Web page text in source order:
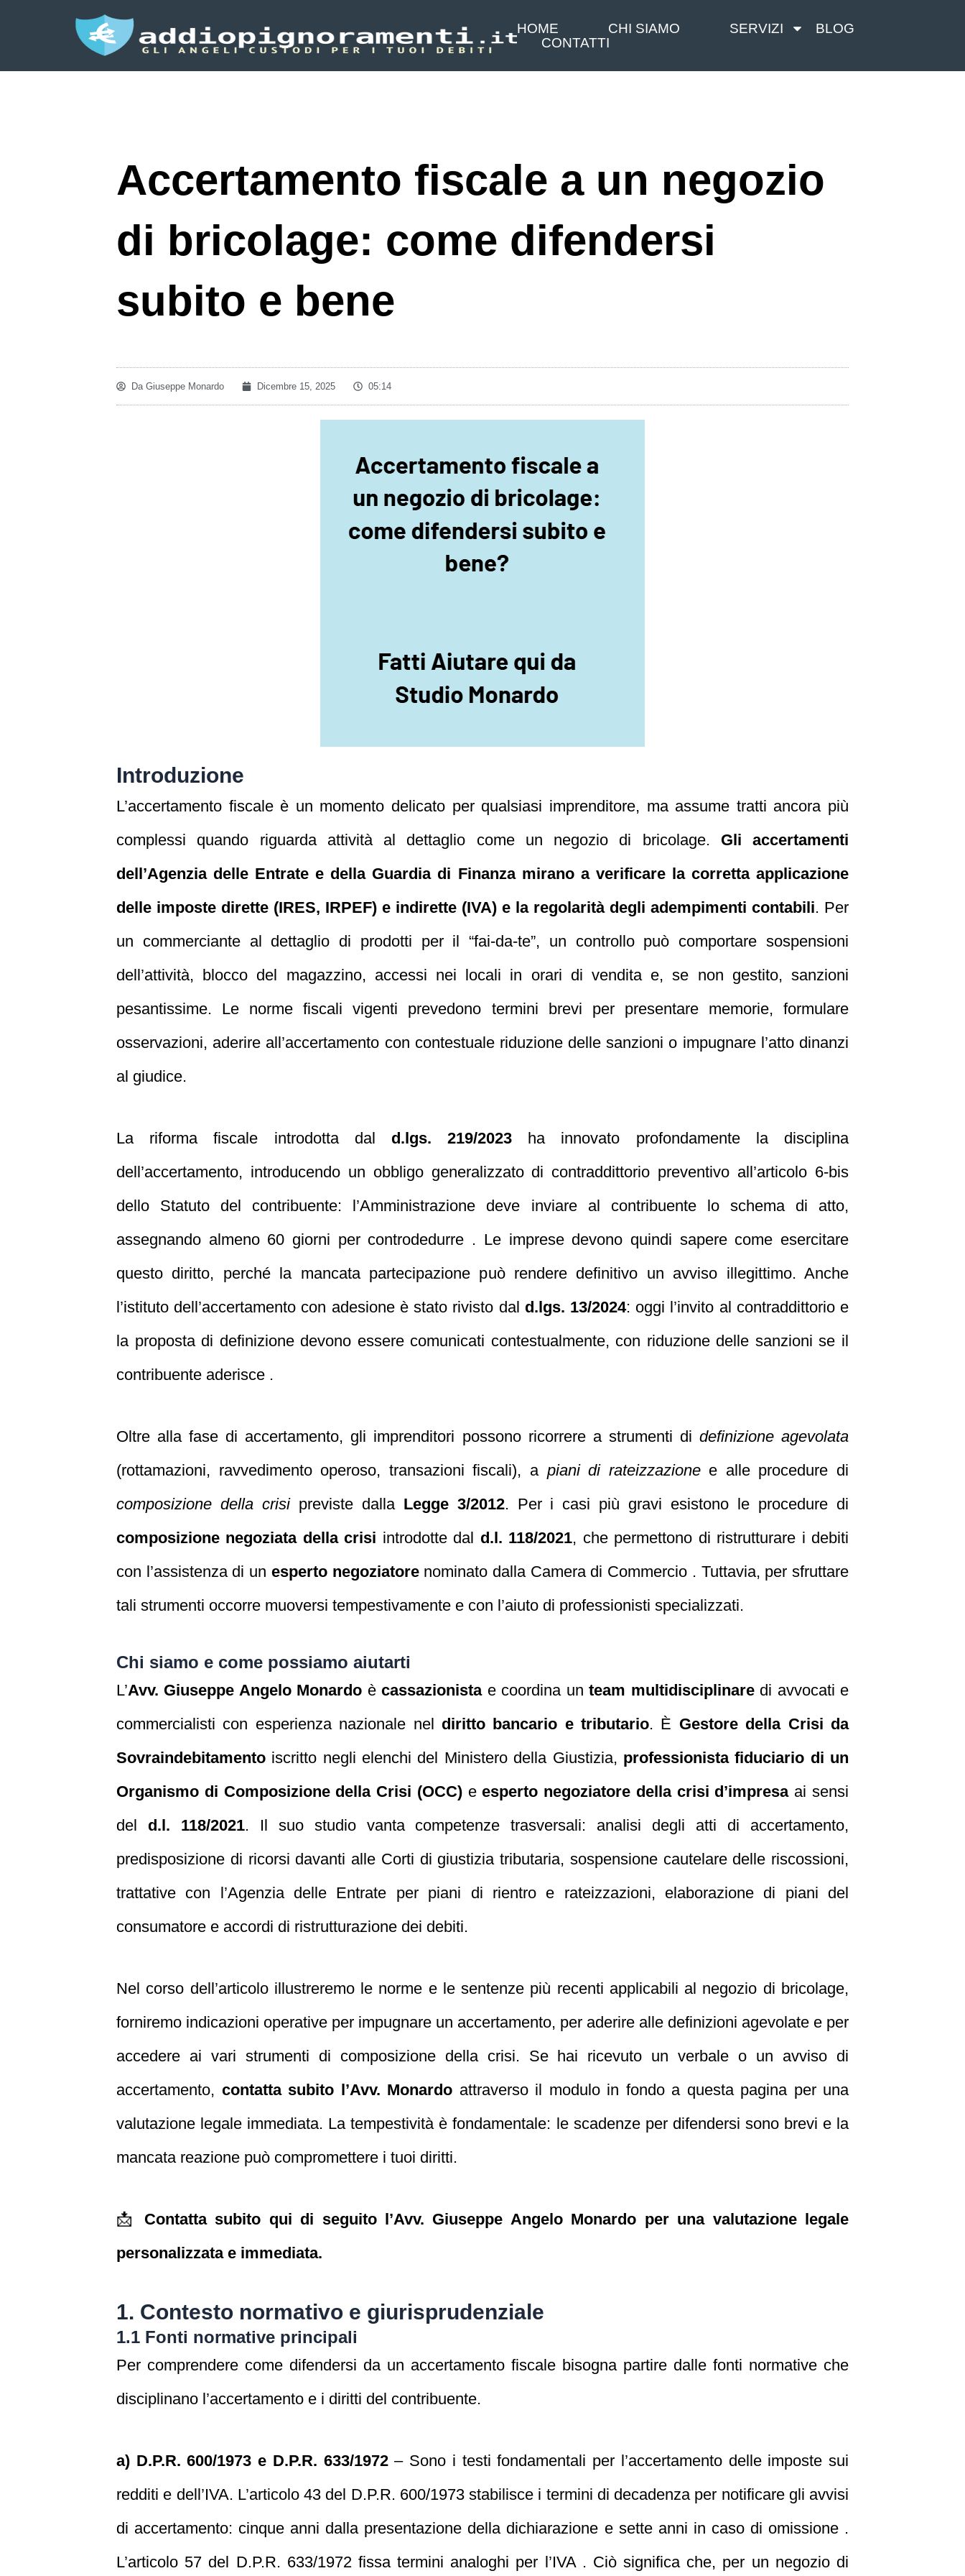
HOME CHI SIAMO SERVIZI
BLOG
CONTATTI
Accertamento fiscale a un negozio
di bricolage: come difendersi
subito e bene
DaGiuseppe Monardo Dicembre 15, 2025 05:14
Introduzione
L’accertamento fiscale è un momento delicato per qualsiasi imprenditore, ma assume tratti ancora più
complessi quando riguarda attività al dettaglio come un negozio di bricolage. Gli accertamenti
dell’Agenzia delle Entrate e della Guardia di Finanza mirano a verificare la corretta applicazione
delle imposte dirette (IRES, IRPEF) e indirette (IVA) e la regolarità degli adempimenti contabili. Per
un commerciante al dettaglio di prodotti per il “fai‑da‑te”, un controllo può comportare sospensioni
dell’attività, blocco del magazzino, accessi nei locali in orari di vendita e, se non gestito, sanzioni
pesantissime. Le norme fiscali vigenti prevedono termini brevi per presentare memorie, formulare
osservazioni, aderire all’accertamento con contestuale riduzione delle sanzioni o impugnare l’atto dinanzi
al giudice.
La riforma fiscale introdotta dal d.lgs. 219/2023 ha innovato profondamente la disciplina
dell’accertamento, introducendo un obbligo generalizzato di contraddittorio preventivo all’articolo 6‑bis
dello Statuto del contribuente: l’Amministrazione deve inviare al contribuente lo schema di atto,
assegnando almeno 60 giorni per controdedurre . Le imprese devono quindi sapere come esercitare
questo diritto, perché la mancata partecipazione può rendere definitivo un avviso illegittimo. Anche
l’istituto dell’accertamento con adesione è stato rivisto dal d.lgs. 13/2024: oggi l’invito al contraddittorio e
la proposta di definizione devono essere comunicati contestualmente, con riduzione delle sanzioni se il
contribuente aderisce .
Oltre alla fase di accertamento, gli imprenditori possono ricorrere a strumenti di definizione agevolata
(rottamazioni, ravvedimento operoso, transazioni fiscali), a piani di rateizzazionee alle procedure di
composizione della crisipreviste dalla Legge 3/2012. Per i casi più gravi esistono le procedure di
composizione negoziata della crisi introdotte dal d.l. 118/2021, che permettono di ristrutturare i debiti
con l’assistenza di un esperto negoziatorenominato dalla Camera di Commercio . Tuttavia, per sfruttare
tali strumenti occorre muoversi tempestivamente e con l’aiuto di professionisti specializzati.
Chi siamo e come possiamo aiutarti
L’Avv. Giuseppe Angelo Monardo ècassazionistae coordina unteam multidisciplinaredi avvocati e
commercialisti con esperienza nazionale nel diritto bancario e tributario. È Gestore della Crisi da
Sovraindebitamento iscritto negli elenchi del Ministero della Giustizia, professionista fiduciario di un
Organismo di Composizione della Crisi (OCC)eesperto negoziatore della crisi d’impresaai sensi
del d.l. 118/2021. Il suo studio vanta competenze trasversali: analisi degli atti di accertamento,
predisposizione di ricorsi davanti alle Corti di giustizia tributaria, sospensione cautelare delle riscossioni,
trattative con l’Agenzia delle Entrate per piani di rientro e rateizzazioni, elaborazione di piani del
consumatore e accordi di ristrutturazione dei debiti.
Nel corso dell’articolo illustreremo le norme e le sentenze più recenti applicabili al negozio di bricolage,
forniremo indicazioni operative per impugnare un accertamento, per aderire alle definizioni agevolate e per
accedere ai vari strumenti di composizione della crisi. Se hai ricevuto un verbale o un avviso di
accertamento, contatta subito l’Avv. Monardo attraverso il modulo in fondo a questa pagina per una
valutazione legale immediata. La tempestività è fondamentale: le scadenze per difendersi sono brevi e la
mancata reazione può compromettere i tuoi diritti.
📩 Contatta subito qui di seguito l’Avv. Giuseppe Angelo Monardo per una valutazione legale
personalizzata e immediata.
1. Contesto normativo e giurisprudenziale
1.1 Fonti normative principali
Per comprendere come difendersi da un accertamento fiscale bisogna partire dalle fonti normative che
disciplinano l’accertamento e i diritti del contribuente.
a) D.P.R. 600/1973 e D.P.R. 633/1972– Sono i testi fondamentali per l’accertamento delle imposte sui
redditi e dell’IVA. L’articolo 43 del D.P.R. 600/1973 stabilisce i termini di decadenza per notificare gli avvisi
di accertamento: cinque anni dalla presentazione della dichiarazione e sette anni in caso di omissione .
L’articolo 57 del D.P.R. 633/1972 fissa termini analoghi per l’IVA . Ciò significa che, per un negozio di